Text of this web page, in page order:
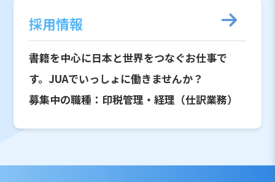
採用情報
書籍を中心に日本と世界をつなぐお仕事で
す。JUAでいっしょに働きませんか？
募集中の職種：印税管理・経理（仕訳業務）